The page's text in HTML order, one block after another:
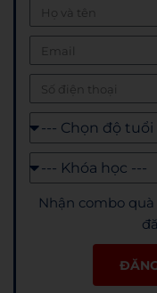
Nhận combo